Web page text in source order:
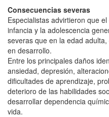
Consecuencias severas
Especialistas advirtieron que
infancia y la adolescencia
severas que en la edad
en desarrollo.
Entre los principales daños
ansiedad, depresión,
dificultades de aprendizaje,
deterioro de las habilidades
desarrollar dependencia
vida.